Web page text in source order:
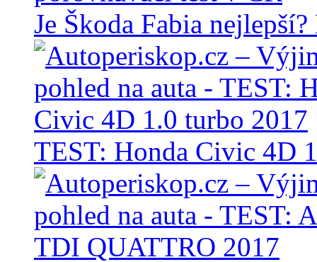
Je Škoda Fabia
TEST: Honda Civic 4D